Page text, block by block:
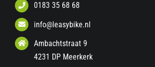
0183 35 68 68
info@leasybike.nl
Ambachtstraat 9
4231 DP Meerkerk